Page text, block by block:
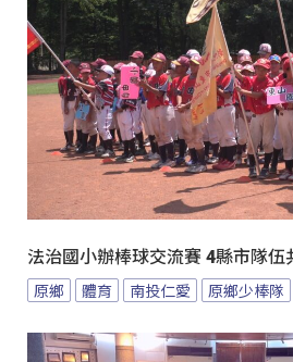
法治國小辦棒球交流賽 4縣市隊伍
原鄉 體育 南投仁愛 原鄉少棒隊